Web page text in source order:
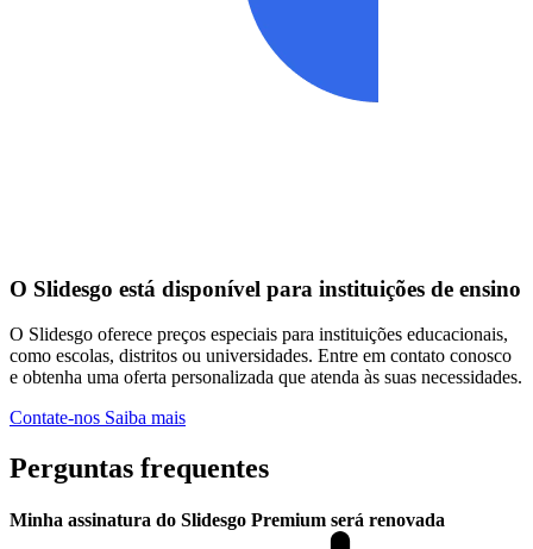
O Slidesgo está disponível para instituições de ensino
O Slidesgo oferece preços especiais para instituições educacionais,
como escolas, distritos ou universidades. Entre em contato conosco
e obtenha uma oferta personalizada que atenda às suas necessidades.
Contate-nos Saiba mais
Perguntas frequentes
Minha assinatura do Slidesgo Premium será renovada